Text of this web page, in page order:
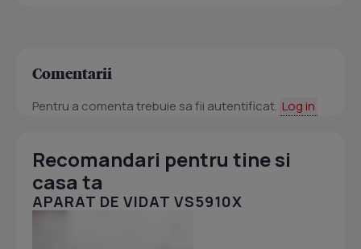
Comentarii
Pentru a comenta trebuie sa fii autentificat. Log in
Recomandari pentru tine si
casa ta
APARAT DE VIDAT VS5910X